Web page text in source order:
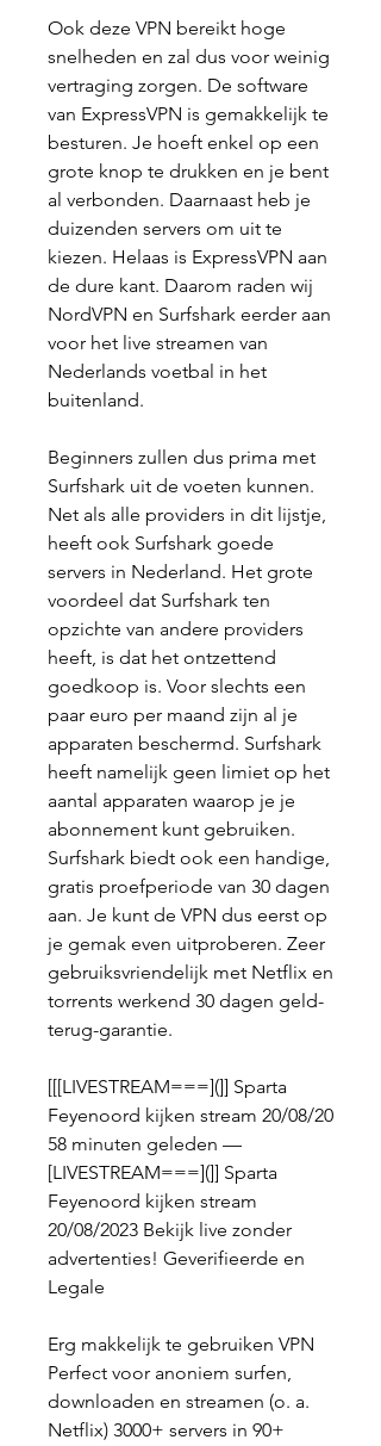
Ook deze VPN bereikt hoge
snelheden en zal dus voor weinig
vertraging zorgen. De software
van ExpressVPN is gemakkelijk te
besturen. Je hoeft enkel op een
grote knop te drukken en je bent
al verbonden. Daarnaast heb je
duizenden servers om uit te
kiezen. Helaas is ExpressVPN aan
de dure kant. Daarom raden wij
NordVPN en Surfshark eerder aan
voor het live streamen van
Nederlands voetbal in het
buitenland.
Beginners zullen dus prima met
Surfshark uit de voeten kunnen.
Net als alle providers in dit lijstje,
heeft ook Surfshark goede
servers in Nederland. Het grote
voordeel dat Surfshark ten
opzichte van andere providers
heeft, is dat het ontzettend
goedkoop is. Voor slechts een
paar euro per maand zijn al je
apparaten beschermd. Surfshark
heeft namelijk geen limiet op het
aantal apparaten waarop je je
abonnement kunt gebruiken.
Surfshark biedt ook een handige,
gratis proefperiode van 30 dagen
aan. Je kunt de VPN dus eerst op
je gemak even uitproberen. Zeer
gebruiksvriendelijk met Netflix en
torrents werkend 30 dagen geld-
terug-garantie.
[[[LIVESTREAM===](]] Sparta
Feyenoord kijken stream 20/08/20
58 minuten geleden —
[LIVESTREAM===](]] Sparta
Feyenoord kijken stream
20/08/2023 Bekijk live zonder
advertenties! Geverifieerde en
Legale
Erg makkelijk te gebruiken VPN
Perfect voor anoniem surfen,
downloaden en streamen (o. a.
Netflix) 3000+ servers in 90+